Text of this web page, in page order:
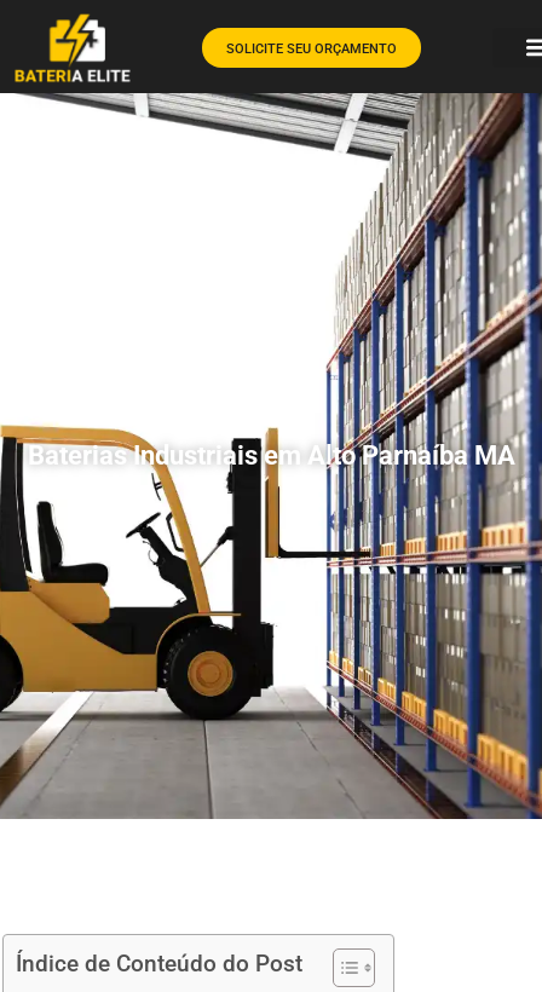
SOLICITE SEU ORÇAMENTO
Baterias Industriais em Alto Parnaíba MA
Índice de Conteúdo do Post